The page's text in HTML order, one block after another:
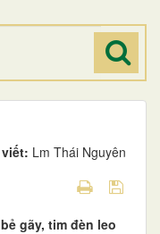
Lm Thái Nguyên
gãy, tim đèn leo